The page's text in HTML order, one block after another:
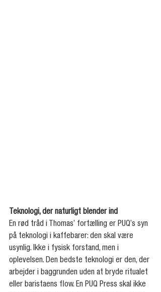
Teknologi, der naturligt blender ind
En rød tråd i Thomas’ fortælling er PUQ’s syn
på teknologi i kaffebarer: den skal være
usynlig. Ikke i fysisk forstand, men i
oplevelsen. Den bedste teknologi er den, der
arbejder i baggrunden uden at bryde ritualet
eller baristaens flow. En PUQ Press skal ikke